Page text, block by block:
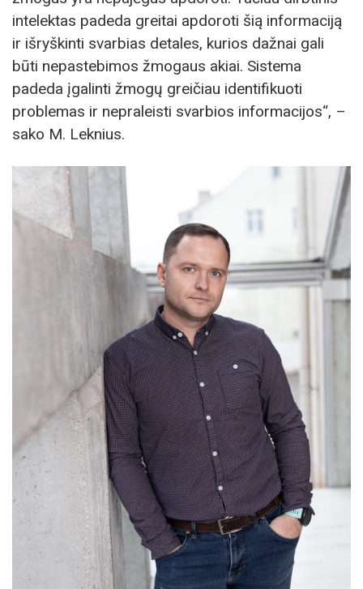
intelektas padeda greitai apdoroti šią informaciją
ir išryškinti svarbias detales, kurios dažnai gali
būti nepastebimos žmogaus akiai. Sistema
padeda įgalinti žmogų greičiau identifikuoti
problemas ir nepraleisti svarbios informacijos“, –
sako M. Leknius.